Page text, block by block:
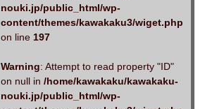
nouki.jp/public_html/wp-
content/themes/kawakaku3/wiget.php
on line 197
Warning: Attempt to read property "ID"
on null in /home/kawakaku/kawakaku-
nouki.jp/public_html/wp-